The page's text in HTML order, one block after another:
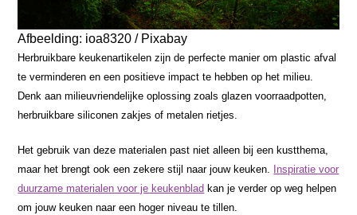
Afbeelding: ioa8320 / Pixabay
Herbruikbare keukenartikelen zijn de perfecte manier om plastic afval
te verminderen en een positieve impact te hebben op het milieu.
Denk aan milieuvriendelijke oplossing zoals glazen voorraadpotten,
herbruikbare siliconen zakjes of metalen rietjes.
Het gebruik van deze materialen past niet alleen bij een kustthema,
maar het brengt ook een zekere stijl naar jouw keuken.
Inspiratie voor
duurzame materialen voor je keukenblad kan je verder op weg helpen
om jouw keuken naar een hoger niveau te tillen.